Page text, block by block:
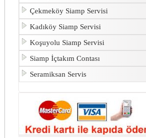
Çekmeköy Siamp Servisi
Kadıköy Siamp Servisi
Koşuyolu Siamp Servisi
Siamp İçtakım Contası
Seramiksan Servis